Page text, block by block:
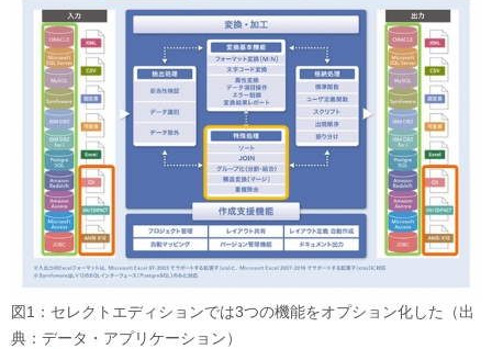
図1：セレクトエディションでは3つの機能をオプション化した（出
典：データ・アプリケーション）